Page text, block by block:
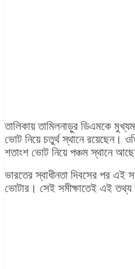
তালিকায় তামিলনাড়ুর ডিএমকে
ভোট নিয়ে চতুর্থ স্থানে রয়েছেন।
শতাংশ ভোট নিয়ে পঞ্চম স্থানে
ভারতের স্বাধীনতা দিবসের পর এই
ভোটার। সেই সমীক্ষাতেই এই তথ্য